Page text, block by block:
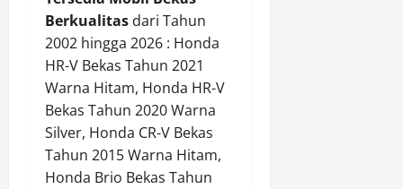
Berkualitas dari Tahun
2002 hingga 2026 : Honda
HR-V Bekas Tahun 2021
Warna Hitam, Honda HR-V
Bekas Tahun 2020 Warna
Silver, Honda CR-V Bekas
Tahun 2015 Warna Hitam,
Honda Brio Bekas Tahun